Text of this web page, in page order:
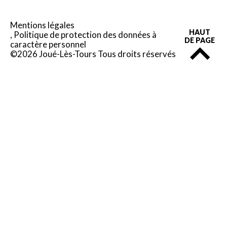
Mentions légales
Politique de protection des données à
caractère personnel
©2026 Joué-Lès-Tours Tous droits réservés
HAUT
DE PAGE